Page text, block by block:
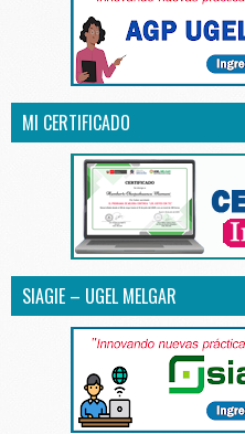
MI CERTIFICADO
SIAGIE – UGEL MELGAR